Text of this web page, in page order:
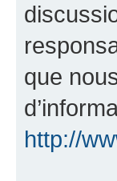
que
http://